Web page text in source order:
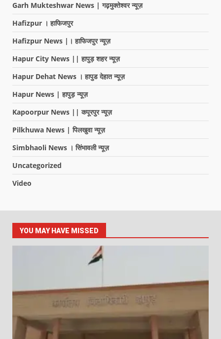
Garh Mukteshwar News | गढ़मुक्तेश्वर न्यूज़
Hafizpur । हाफिजपुर
Hafizpur News |। हाफिजपुर न्यूज़
Hapur City News || हापुड़ शहर न्यूज़
Hapur Dehat News । हापुड देहात न्यूज़
Hapur News | हापुड़ न्यूज़
Kapoorpur News || कपूरपुर न्यूज़
Pilkhuwa News | पिलखुवा न्यूज़
Simbhaoli News । सिंभावली न्यूज़
Uncategorized
Video
YOU MAY HAVE MISSED